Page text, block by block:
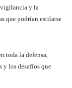
vigilancia y la
que podrían estilarse
toda la defensa,
y los desafíos que